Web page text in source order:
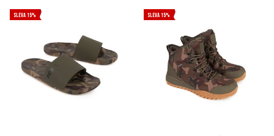
SLEVA 15% SLEVA 15%